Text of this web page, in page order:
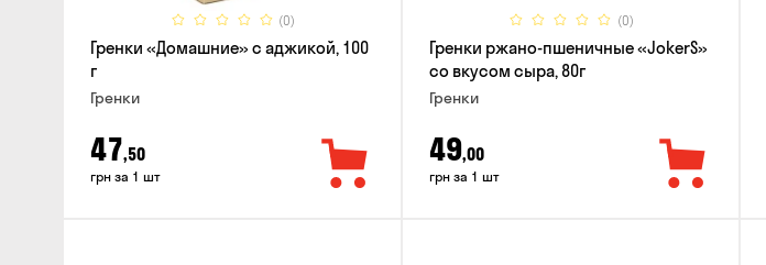
(0)
Гренки «Домашние» с аджикой, 100
г
Гренки
47,50
грн за 1 шт
(0)
Гренки ржано-пшеничные «JokerS»
со вкусом сыра, 80г
Гренки
49,00
грн за 1 шт